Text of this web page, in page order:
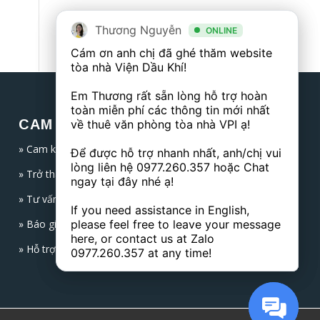
CAM KẾT TỪ CHÚNG TÔI
» Cam kết bảo mật thông tin cá nhân khách hàng
» Trở thành cầu nối vững chắc, chuyên nghiệp
» Tư vấn trực tiếp chuyên sâu, chọn sàn đẹp nhất
» Báo giá trực tiếp đến khách hàng
» Hỗ trợ làm thủ tục trực tiếp với ban quản lý toà nhà
Thương Nguyễn ONLINE
Cám ơn anh chị đã ghé thăm website
tòa nhà Viện Dầu Khí!
Em Thương rất sẵn lòng hỗ trợ hoàn
toàn miễn phí các thông tin mới nhất
về thuê văn phòng tòa nhà VPI ạ!
Để được hỗ trợ nhanh nhất, anh/chị vui
lòng liên hệ 0977.260.357 hoặc Chat
ngay tại đây nhé ạ!
If you need assistance in English,
please feel free to leave your message
0977.260.357 at any time!
Thương Nguyễn ONLINE
Cám ơn anh chị đã ghé thăm website
tòa nhà Viện Dầu Khí!
Em Thương rất sẵn lòng hỗ trợ hoàn
toàn miễn phí các thông tin mới nhất
về thuê văn phòng tòa nhà VPI ạ!
Để được hỗ trợ nhanh nhất, anh/chị vui
lòng liên hệ 0977.260.357 hoặc Chat
ngay tại đây nhé ạ!
If you need assistance in English,
please feel free to leave your message
0977.260.357 at any time!